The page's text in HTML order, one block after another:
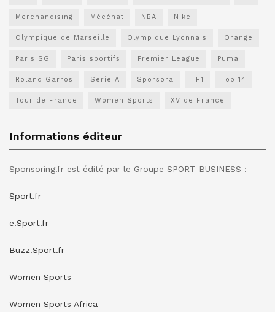
Merchandising Mécénat NBA Nike
Olympique de Marseille Olympique Lyonnais Orange
Paris SG Paris sportifs Premier League Puma
Roland Garros Serie A Sporsora TF1 Top 14
Tour de France Women Sports XV de France
Informations éditeur
Sponsoring.fr est édité par le Groupe SPORT BUSINESS :
Sport.fr
e.Sport.fr
Buzz.Sport.fr
Women Sports
Women Sports Africa